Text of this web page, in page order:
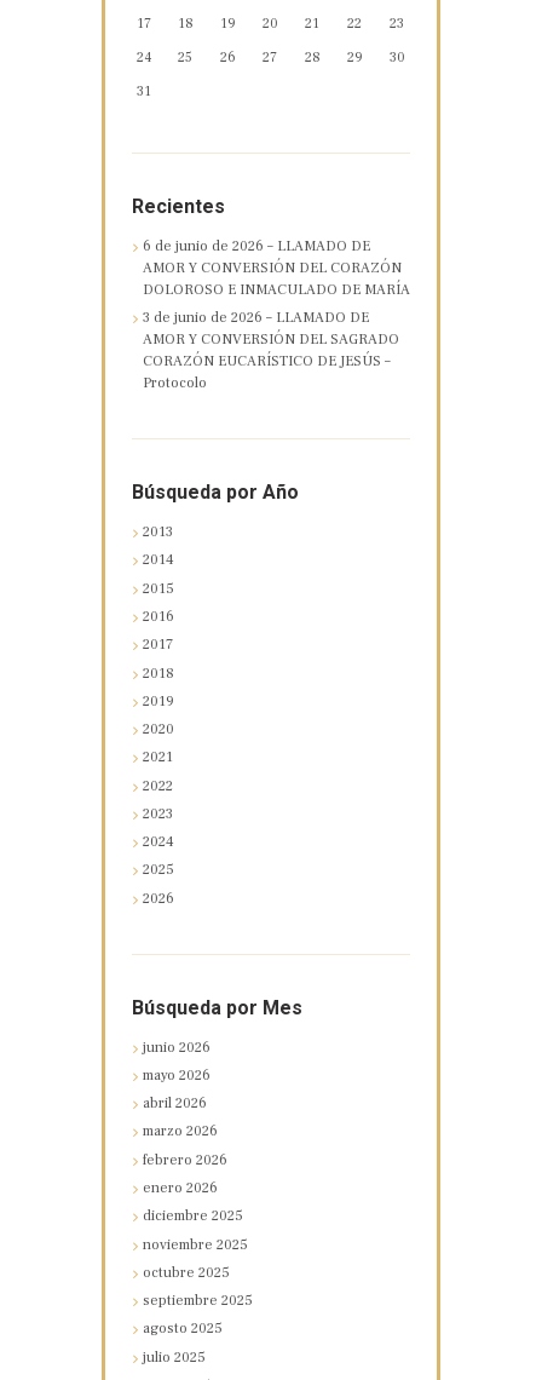
17
18 19 20 21 22
23
24
25 26 27 28 29
30
31
Recientes
6 de junio de 2026 – LLAMADO DE
AMOR Y CONVERSIÓN DEL CORAZÓN
DOLOROSO E INMACULADO DE MARÍA
3 de junio de 2026 – LLAMADO DE
AMOR Y CONVERSIÓN DEL SAGRADO
CORAZÓN EUCARÍSTICO DE JESÚS –
Protocolo
Búsqueda por Año
2013
2014
2015
2016
2017
2018
2019
2020
2021
2022
2023
2024
2025
2026
Búsqueda por Mes
junio2026
mayo2026
abril2026
marzo2026
febrero2026
enero2026
diciembre2025
noviembre2025
octubre2025
septiembre2025
agosto2025
julio2025